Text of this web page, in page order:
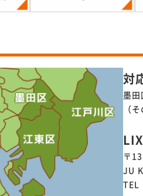
対
墨田
（
〒
JU